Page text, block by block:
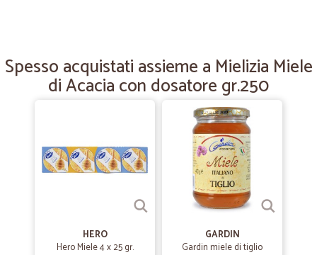
Aspettative soddisfatte
Arrivato tutto freschissimo, nei tempi previsti. La qualità davvero
Mi sono trovata benissimo
Mi sono trovata benissimo, consegna super veloce,prodotti imballati
perfettamente. Consiglio a tutti! Sicuramente la mia spesa farò
Spesso acquistati assieme a Mielizia Miele
di Acacia con dosatore gr.250
HERO
Hero Miele 4 x 25 gr.
GARDIN
Gardin miele di tiglio